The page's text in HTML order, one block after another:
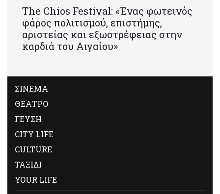
Τhe Chios Festival: «Ένας φωτεινός
φάρος πολιτισμού, επιστήμης,
αριστείας και εξωστρέφειας στην
καρδιά του Αιγαίου»
ΣΙΝΕΜΑ
ΘΕΑΤΡΟ
ΓΕΥΣΗ
CITY LIFE
CULTURE
ΤΑΞΙΔΙ
YOUR LIFE